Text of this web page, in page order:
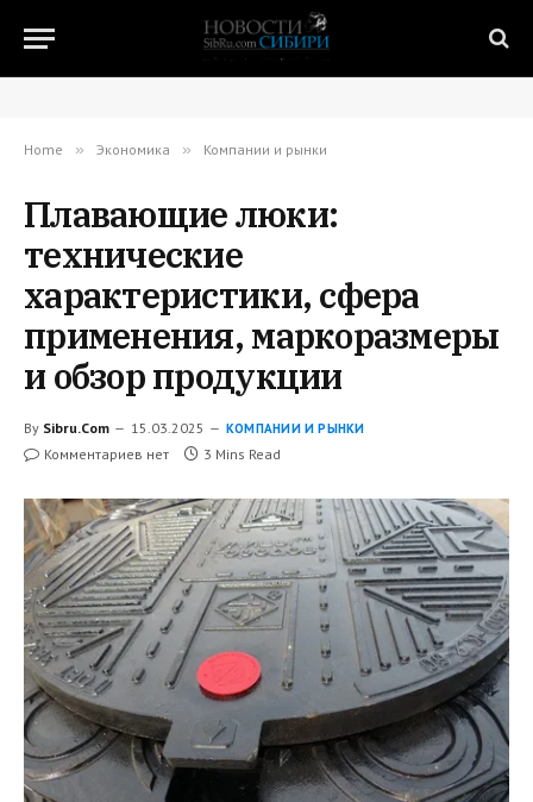
Home » Экономика » Компании и рынки
Плавающие люки:
технические
характеристики, сфера
применения, маркоразмеры
и обзор продукции
By Sibru.Com 15.03.2025 КОМПАНИИ И РЫНКИ
Комментариев нет 3 Mins Read